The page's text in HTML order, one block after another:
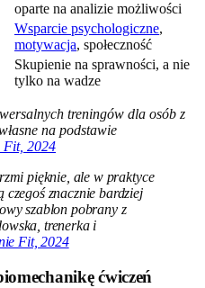
oparte na analizie możliwości
Wsparcie psychologiczne,
motywacja, społeczność
Skupienie na sprawności, a nie
tylko na wadze
treningów dla osób z
na podstawie
Fit, 2024
pięknie, ale w praktyce
znacznie bardziej
szablon pobrany z
trenerka i
Fit, 2024
ćwiczeń